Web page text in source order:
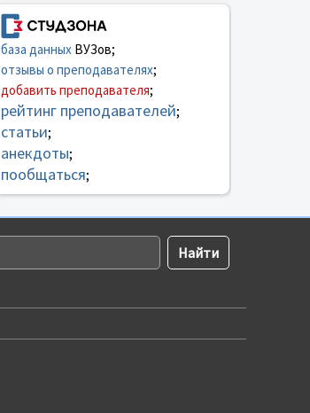
база данныхВУЗов;
отзывы о преподавателях;
добавить преподавателя;
рейтинг преподавателей;
статьи;
анекдоты;
пообщаться;